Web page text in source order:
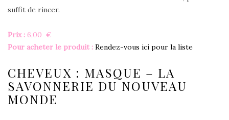
suffit de rincer.
Prix : 6,00 €
Pour acheter le produit : Rendez-vous ici pour la liste
CHEVEUX : MASQUE – LA
SAVONNERIE DU NOUVEAU
MONDE